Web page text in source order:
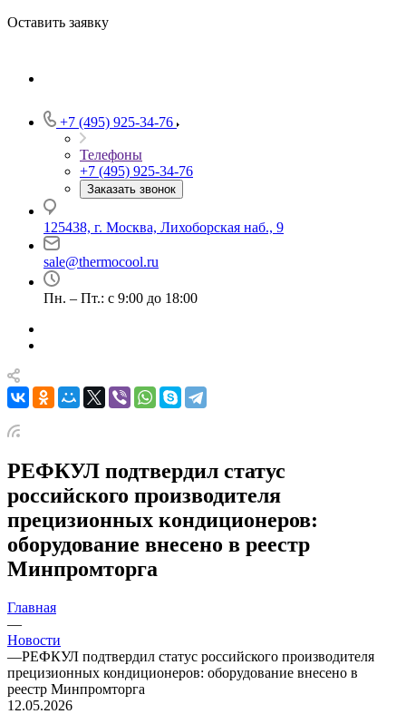
Оставить заявку
+7 (495) 925-34-76
Телефоны
+7 (495) 925-34-76
Заказать звонок
125438, г. Москва, Лихоборская наб., 9
sale@thermocool.ru
Пн. – Пт.: с 9:00 до 18:00
РЕФКУЛ подтвердил статус
российского производителя
прецизионных кондиционеров:
оборудование внесено в реестр
Минпромторга
Главная
—
Новости
—РЕФКУЛ подтвердил статус российского производителя
прецизионных кондиционеров: оборудование внесено в
реестр Минпромторга
12.05.2026